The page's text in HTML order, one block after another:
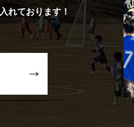
れております！